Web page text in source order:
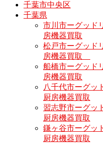
千葉市中央区
千葉県
市川市ーグッド
房機器買取
松戸市ーグッド
房機器買取
船橋市ーグッド
房機器買取
八千代市ーグッ
厨房機器買取
習志野市ーグッ
厨房機器買取
鎌ヶ谷市ーグッ
厨房機器買取